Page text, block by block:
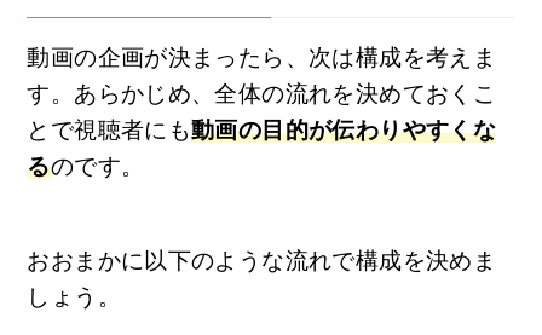
動画の企画が決まったら、次は構成を考えま
す。あらかじめ、全体の流れを決めておくこ
とで視聴者にも動画の目的が伝わりやすくな
るのです。
おおまかに以下のような流れで構成を決めま
しょう。